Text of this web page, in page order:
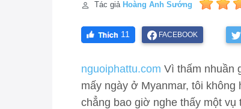
Tác giả Hoàng Anh Sướng
11 FACEBOOK
nguoiphattu.com Vì thấm nhuần
mấy ngày ở Myanmar, tôi không
chẳng bao giờ nghe thấy một